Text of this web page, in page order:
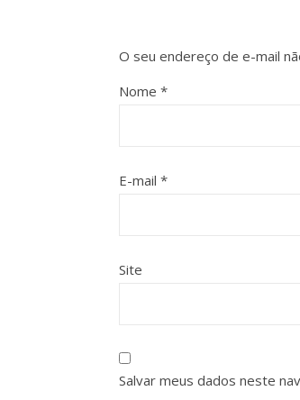
O seu endereço de e-mail
Nome *
E-mail *
Site
Salvar meus dados neste